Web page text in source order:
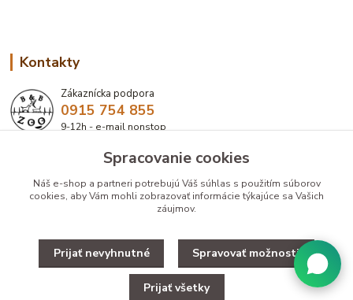
Kontakty
Zákaznícka podpora
0915 754 855
9-12h - e-mail nonstop
eshop@bbzoo.sk
Upravit zber cookies.
Spracovanie cookies
Náš e-shop a partneri potrebujú Váš súhlas s použitím súborov
cookies, aby Vám mohli zobrazovať informácie týkajúce sa Vašich
záujmov.
Prijať nevyhnutné Spravovať možnosti
Prijať všetky